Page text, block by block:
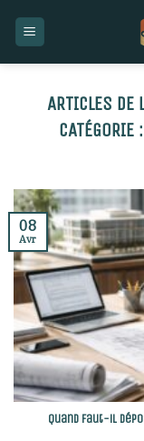
Quand faut-il
08
Avr